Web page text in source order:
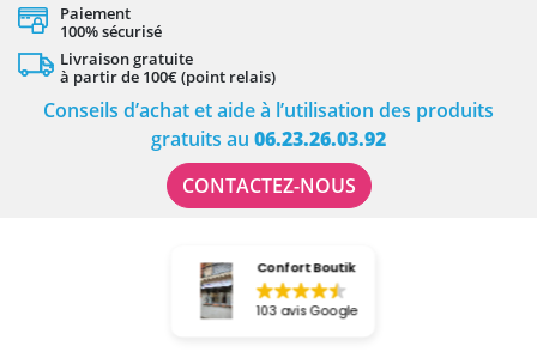
Paiement
100% sécurisé
Livraison gratuite
à partir de 100€ (point relais)
Conseils d’achat et aide à l’utilisation des produits
gratuits au 06.23.26.03.92
CONTACTEZ-NOUS
Confort Boutik
103 avis Google
Panneau de gestion des cookies